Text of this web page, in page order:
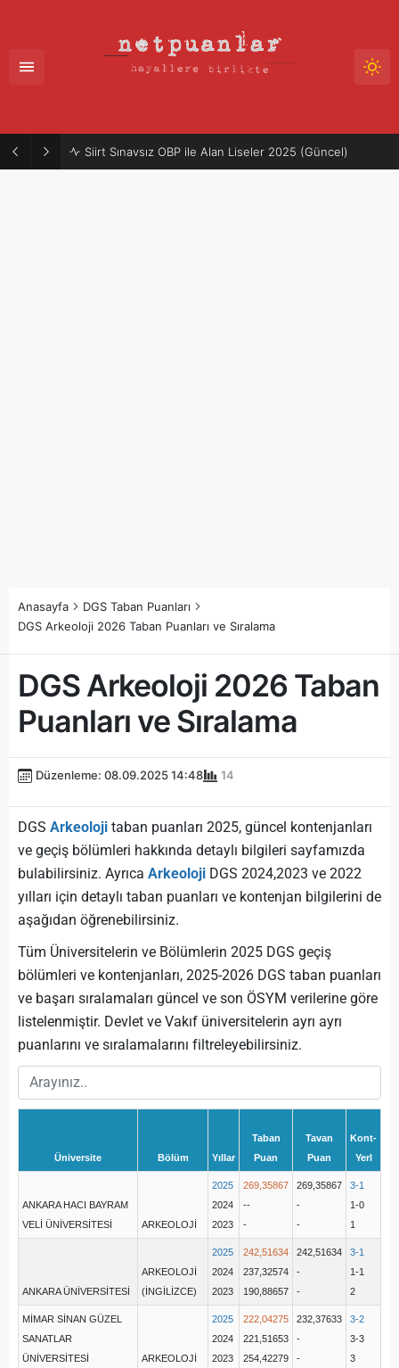
Siirt Sınavsız OBP ile Alan Liseler 2025 (Güncel)
Anasayfa
DGS Taban Puanları
DGS Arkeoloji 2026 Taban Puanları ve Sıralama
DGS Arkeoloji 2026 Taban
Puanları ve Sıralama
Düzenleme: 08.09.2025 14:48 14
DGS Arkeoloji taban puanları 2025, güncel kontenjanları
ve geçiş bölümleri hakkında detaylı bilgileri sayfamızda
bulabilirsiniz. Ayrıca Arkeoloji DGS 2024,2023 ve 2022
yılları için detaylı taban puanları ve kontenjan bilgilerini de
aşağıdan öğrenebilirsiniz.
Tüm Üniversitelerin ve Bölümlerin 2025 DGS geçiş
bölümleri ve kontenjanları, 2025-2026 DGS taban puanları
ve başarı sıralamaları güncel ve son ÖSYM verilerine göre
listelenmiştir. Devlet ve Vakıf üniversitelerin ayrı ayrı
puanlarını ve sıralamalarını filtreleyebilirsiniz.
Üniversite Bölüm Yıllar
Taban
Puan
Tavan
Puan
Kont-
Yerl
ANKARA HACI BAYRAM
VELİ ÜNİVERSİTESİ
ARKEOLOJİ
2025
2024
2023
269,35867
--
-
269,35867
-
-
3-1
1-0
1
ANKARA ÜNİVERSİTESİ
ARKEOLOJİ
(İNGİLİZCE)
2025
2024
2023
242,51634
237,32574
190,88657
242,51634
-
-
3-1
1-1
2
MİMAR SİNAN GÜZEL
SANATLAR
ÜNİVERSİTESİ
ARKEOLOJİ
2025
2024
2023
222,04275
221,51653
254,42279
232,37633
-
-
3-2
3-3
3